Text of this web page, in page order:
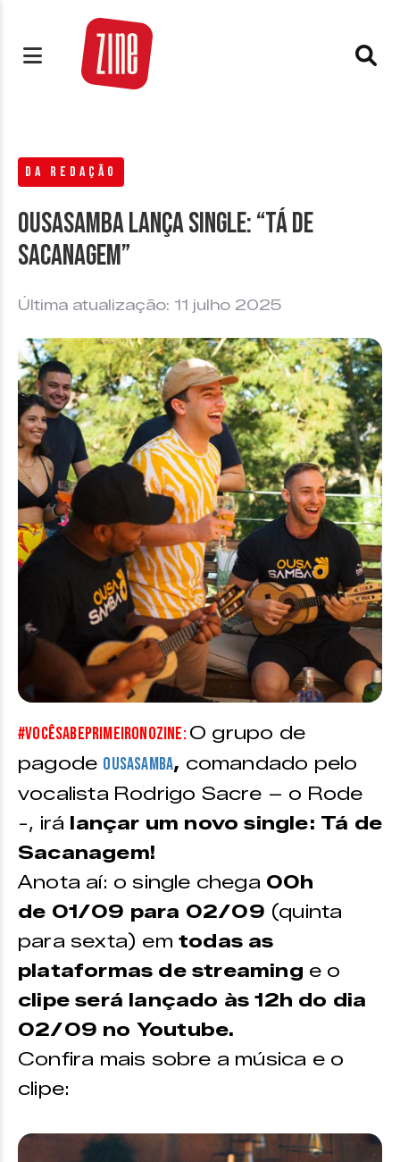
DA REDAÇÃO
Ousasamba lança single: “Tá de
Sacanagem”
Última atualização: 11 julho 2025
#VocêSabePrimeiroNoZINE:O grupo de
pagode Ousasamba, comandado pelo
vocalista Rodrigo Sacre – o Rode
-, irá lançar um novo single: Tá de
Sacanagem!
Anota aí: o single chega 00h
de 01/09 para 02/09 (quinta
para sexta) em todas as
plataformas de streaming e o
clipe será lançado às 12h do dia
02/09 no Youtube.
Confira mais sobre a música e o
clipe: